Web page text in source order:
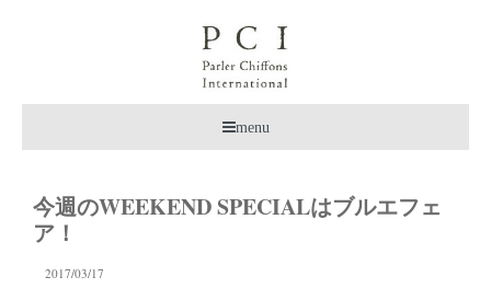
menu
今週のWEEKEND SPECIALはブルエフェ
ア！
2017/03/17